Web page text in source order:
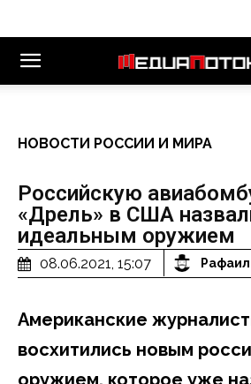
НОВОСТИ РОССИИ И МИРА
Российскую
«Дрель» в США
идеальным оружием
08.06.2021, 15:07
Американские
восхитились новым
оружием, которое уже